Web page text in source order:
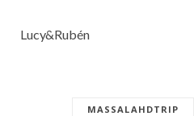
Lucy&Rubén
MASSALAHDTRIP